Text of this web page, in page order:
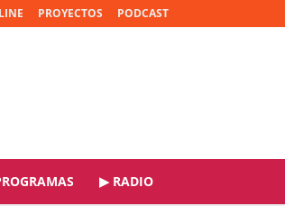
PROYECTOS PODCAST
▶ RADIO